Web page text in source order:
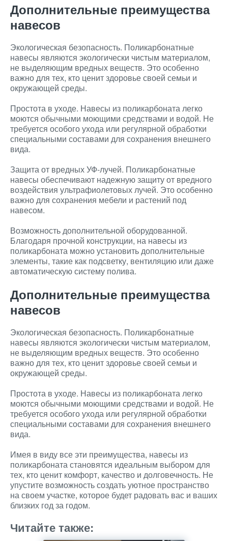
Дополнительные преимущества
навесов
Экологическая безопасность. Поликарбонатные
навесы являются экологически чистым материалом,
не выделяющим вредных веществ. Это особенно
важно для тех, кто ценит здоровье своей семьи и
окружающей среды.
Простота в уходе. Навесы из поликарбоната легко
моются обычными моющими средствами и водой. Не
требуется особого ухода или регулярной обработки
специальными составами для сохранения внешнего
вида.
Защита от вредных УФ-лучей. Поликарбонатные
навесы обеспечивают надежную защиту от вредного
воздействия ультрафиолетовых лучей. Это особенно
важно для сохранения мебели и растений под
навесом.
Возможность дополнительной оборудованной.
Благодаря прочной конструкции, на навесы из
поликарбоната можно установить дополнительные
элементы, такие как подсветку, вентиляцию или даже
автоматическую систему полива.
Дополнительные преимущества
навесов
Экологическая безопасность. Поликарбонатные
навесы являются экологически чистым материалом,
не выделяющим вредных веществ. Это особенно
важно для тех, кто ценит здоровье своей семьи и
окружающей среды.
Простота в уходе. Навесы из поликарбоната легко
моются обычными моющими средствами и водой. Не
требуется особого ухода или регулярной обработки
специальными составами для сохранения внешнего
вида.
Имея в виду все эти преимущества, навесы из
поликарбоната становятся идеальным выбором для
тех, кто ценит комфорт, качество и долговечность. Не
упустите возможность создать уютное пространство
на своем участке, которое будет радовать вас и ваших
близких год за годом.
Читайте также: